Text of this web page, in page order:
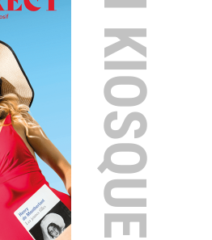
EN KIOSQUE